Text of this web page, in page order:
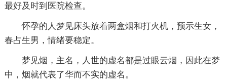
最好及时到医院检查。
怀孕的人梦见床头放着两盒烟和打火机，预示生女，
春占生男，情绪要稳定。
梦见烟，主名，人世的虚名都是过眼云烟，因此在梦
中，烟就代表了华而不实的虚名。